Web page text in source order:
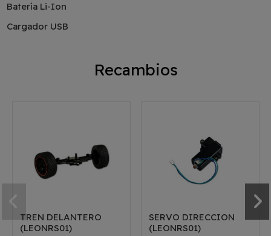
Batería Li-Ion
Cargador USB
Recambios
TREN DELANTERO
(LEONRS01)
SERVO DIRECCION
(LEONRS01)